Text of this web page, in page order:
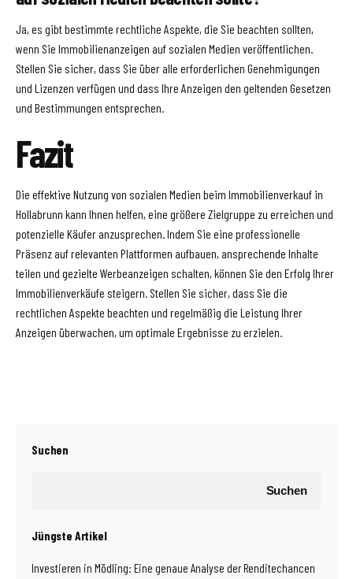
Ja, es gibt bestimmte rechtliche Aspekte, die Sie beachten sollten,
wenn Sie Immobilienanzeigen auf sozialen Medien veröffentlichen.
Stellen Sie sicher, dass Sie über alle erforderlichen Genehmigungen
und Lizenzen verfügen und dass Ihre Anzeigen den geltenden Gesetzen
und Bestimmungen entsprechen.
Fazit
Die effektive Nutzung von sozialen Medien beim Immobilienverkauf in
Hollabrunn kann Ihnen helfen, eine größere Zielgruppe zu erreichen und
potenzielle Käufer anzusprechen. Indem Sie eine professionelle
Präsenz auf relevanten Plattformen aufbauen, ansprechende Inhalte
teilen und gezielte Werbeanzeigen schalten, können Sie den Erfolg Ihrer
Immobilienverkäufe steigern. Stellen Sie sicher, dass Sie die
rechtlichen Aspekte beachten und regelmäßig die Leistung Ihrer
Anzeigen überwachen, um optimale Ergebnisse zu erzielen.
Suchen
Suchen
Jüngste Artikel
Investieren in Mödling: Eine genaue Analyse der Renditechancen